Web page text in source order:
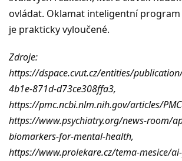
ovládat. Oklamat inteligentní
je prakticky vyloučené.
Zdroje:
https://dspace.cvut.cz/entities/
4b1e-871d-d73ce308ffa3,
https://pmc.ncbi.nlm.nih.gov/articles/
https://www.psychiatry.org/news-room/
biomarkers-for-mental-health,
https://www.prolekare.cz/tema-mesice/